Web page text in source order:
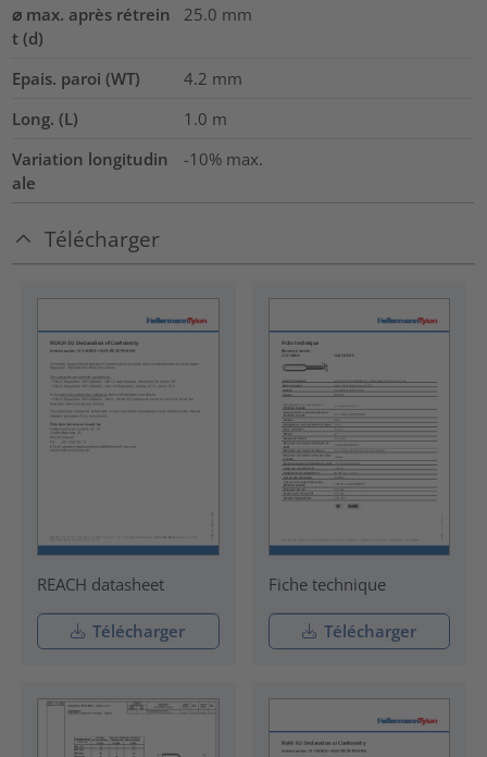
⌀ max. après rétrein
t (d)
25.0 mm
Epais. paroi (WT) 4.2 mm
Long. (L)
1.0 m
Variation longitudin
ale
-10% max.
Télécharger
REACH datasheet
Télécharger
Fiche technique
Télécharger